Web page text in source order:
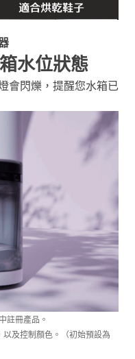
水位狀態
會閃爍，提醒您水箱已
註冊產品。
及控制顏色。（初始預設為